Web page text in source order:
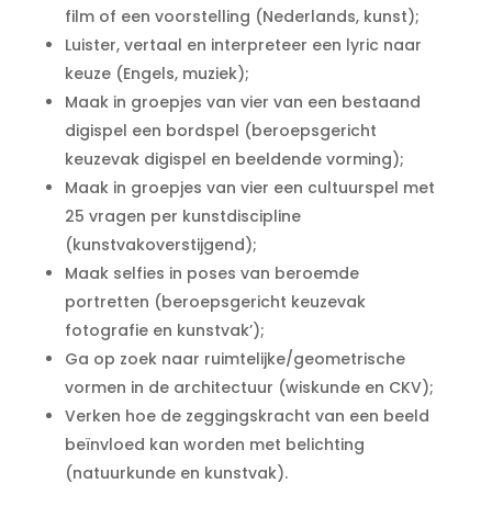
film of een voorstelling (Nederlands, kunst);
Luister, vertaal en interpreteer een lyric naar
keuze (Engels, muziek);
Maak in groepjes van vier van een bestaand
digispel een bordspel (beroepsgericht
keuzevak digispel en beeldende vorming);
Maak in groepjes van vier een cultuurspel met
25 vragen per kunstdiscipline
(kunstvakoverstijgend);
Maak selfies in poses van beroemde
portretten (beroepsgericht keuzevak
fotografie en kunstvak’);
Ga op zoek naar ruimtelijke/geometrische
vormen in de architectuur (wiskunde en CKV);
Verken hoe de zeggingskracht van een beeld
beïnvloed kan worden met belichting
(natuurkunde en kunstvak).